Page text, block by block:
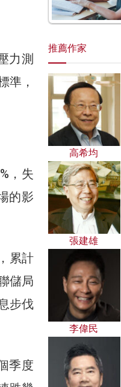
力測
準，
，失
的影
累計
儲局
步伐
季度
推薦作家
高希均
張建雄
李偉民